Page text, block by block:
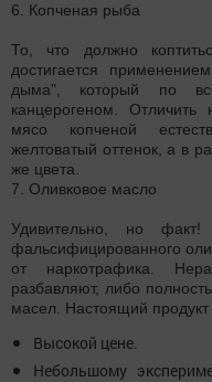
6. Копченая рыба
То, что должно
достигается
дыма", который по
канцерогеном.
мясо копченой
желтоватый оттенок, а в
же цвета.
7. Оливковое масло
Удивительно, но
фальсифицированного
от наркотрафика.
разбавляют, либо
масел. Настоящий
Высокой цене.
Небольшому